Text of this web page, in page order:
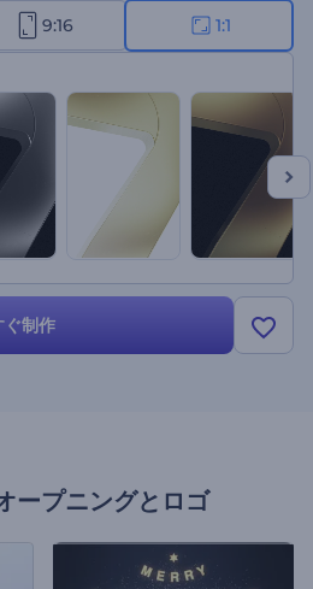
適です。今すぐ作成して、これまでにな
！
9:16 1:1
ぐ制作
ープニングとロゴ